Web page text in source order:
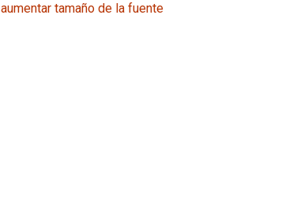
aumentar tamaño de la fuente